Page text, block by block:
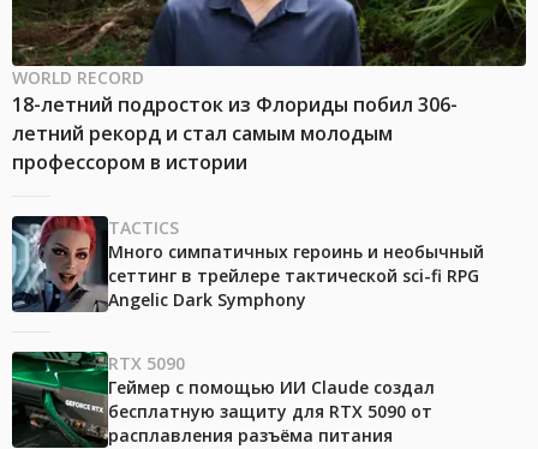
WORLD RECORD
18-летний подросток из Флориды побил 306-
летний рекорд и стал самым молодым
профессором в истории
TACTICS
Много симпатичных героинь и необычный
сеттинг в трейлере тактической sci-fi RPG
Angelic Dark Symphony
RTX 5090
Геймер с помощью ИИ Claude создал
бесплатную защиту для RTX 5090 от
расплавления разъёма питания